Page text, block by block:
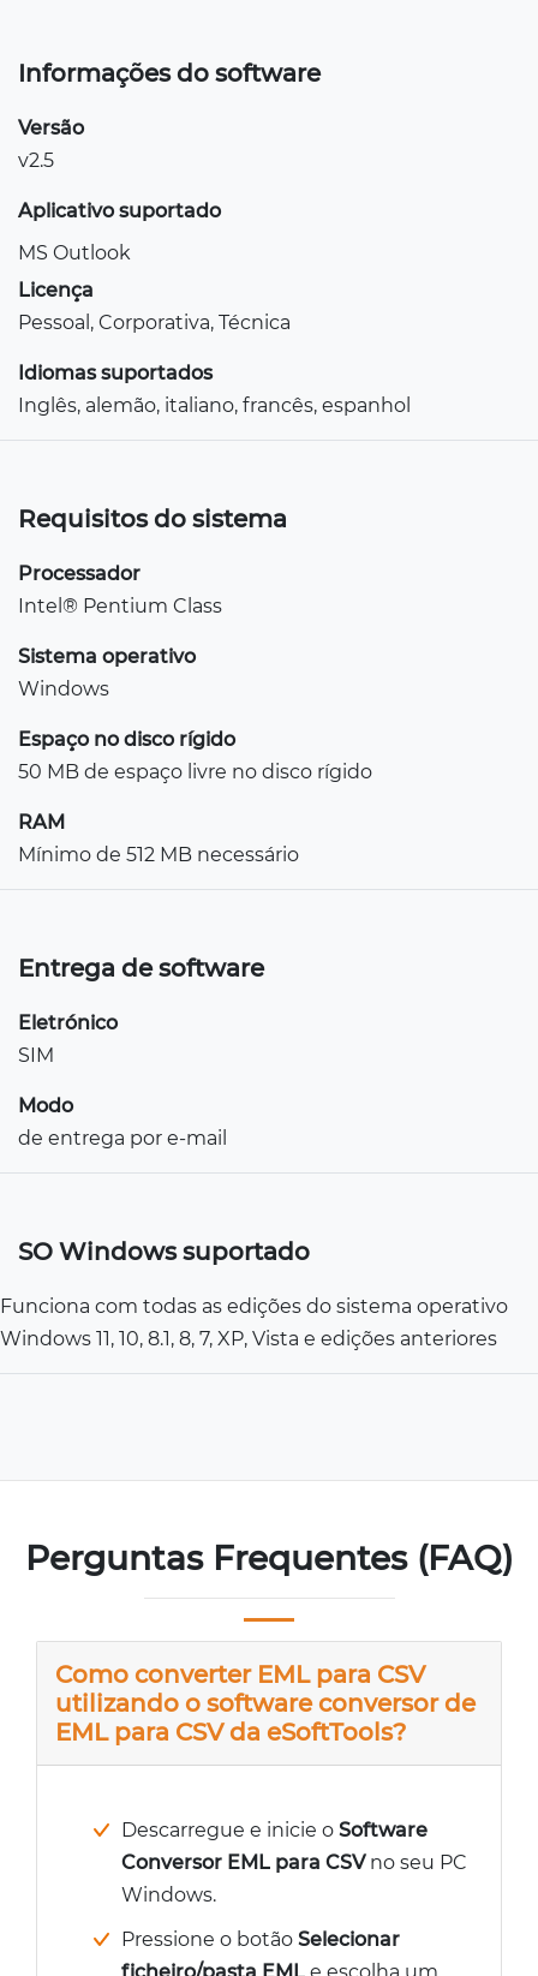
Informações do software
Versão
v2.5
Aplicativo suportado
MS Outlook
Licença
Pessoal, Corporativa, Técnica
Idiomas suportados
Inglês, alemão, italiano, francês, espanhol
Requisitos do sistema
Processador
Intel® Pentium Class
Sistema operativo
Windows
Espaço no disco rígido
50 MB de espaço livre no disco rígido
RAM
Mínimo de 512 MB necessário
Entrega de software
Eletrónico
SIM
Modo
de entrega por e-mail
SO Windows suportado
Funciona com todas as edições do sistema operativo
Windows 11, 10, 8.1, 8, 7, XP, Vista e edições anteriores
Perguntas Frequentes (FAQ)
Como converter EML para CSV
utilizando o software conversor de
EML para CSV da eSoftTools?
Descarregue e inicie o Software
Conversor EML para CSVno seu PC
Windows.
Pressione o botão Selecionar
ficheiro/pasta EML e escolha um